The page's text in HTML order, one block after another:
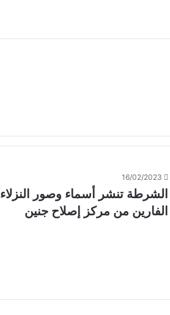
16/02/2023
الشرطة تنشر أسماء وصور النزلاء
الفارين من مركز إصلاح جنين